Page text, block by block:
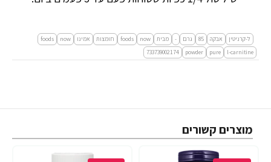
ל-קרניטין אבקה 85 גרם - מבית now
foods חומצות אמינו now
foods
l-carnitine
pure
powder
733739002174
מוצרים קשורים